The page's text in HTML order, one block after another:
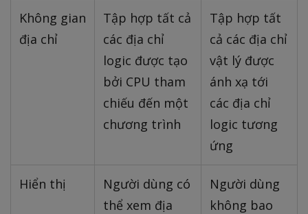
Không gian
địa chỉ
Tập hợp tất cả
các địa chỉ
logic được tạo
bởi CPU tham
chiếu đến một
chương trình
Tập hợp tất
cả các địa chỉ
vật lý được
ánh xạ tới
các địa chỉ
logic tương
ứng
Hiển thị
Người dùng có
thể xem địa
Người dùng
không bao